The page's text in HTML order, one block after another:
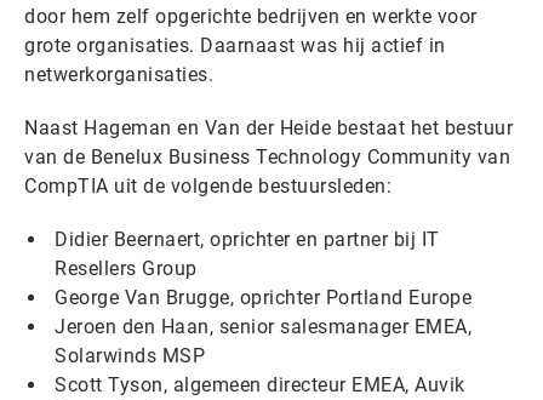
door hem zelf opgerichte bedrijven en werkte voor
grote organisaties. Daarnaast was hij actief in
netwerkorganisaties.
Naast Hageman en Van der Heide bestaat het bestuur
van de Benelux Business Technology Community van
CompTIA uit de volgende bestuursleden:
Didier Beernaert, oprichter en partner bij IT
Resellers Group
George Van Brugge, oprichter Portland Europe
Jeroen den Haan, senior salesmanager EMEA,
Solarwinds MSP
Scott Tyson, algemeen directeur EMEA, Auvik